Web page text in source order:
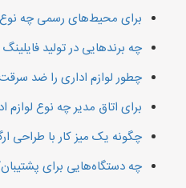
برای محیط‌های رسمی چه نوع
چه برندهایی در تولید
چطور لوازم اداری را ضد
برای اتاق مدیر چه نوع
چگونه یک میز کار با طراحی
چه دستگاه‌هایی برای